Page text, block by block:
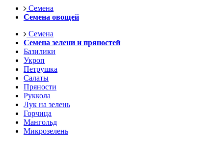
Семена
Семена овощей
Семена
Семена зелени и пряностей
Базилики
Укроп
Петрушка
Салаты
Пряности
Руккола
Лук на зелень
Горчица
Мангольд
Микрозелень